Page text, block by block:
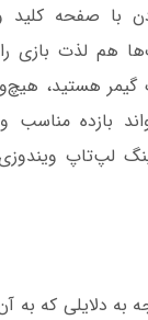
با صفحه
هم لذت بازی
گیمر هستید،
بازده
لپ‌تاپ ویندوزی
به دلایلی که به